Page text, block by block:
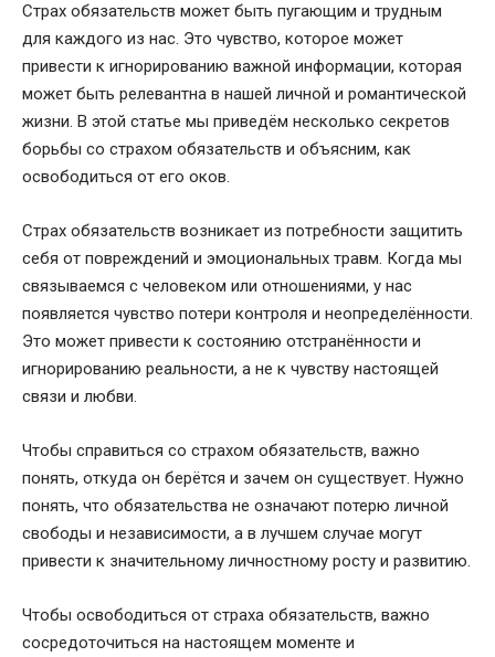
Страх обязательств может быть пугающим и трудным
для каждого из нас. Это чувство, которое может
привести к игнорированию важной информации, которая
может быть релевантна в нашей личной и романтической
жизни. В этой статье мы приведём несколько секретов
борьбы со страхом обязательств и объясним, как
освободиться от его оков.
Страх обязательств возникает из потребности защитить
себя от повреждений и эмоциональных травм. Когда мы
связываемся с человеком или отношениями, у нас
появляется чувство потери контроля и неопределённости.
Это может привести к состоянию отстранённости и
игнорированию реальности, а не к чувству настоящей
связи и любви.
Чтобы справиться со страхом обязательств, важно
понять, откуда он берётся и зачем он существует. Нужно
понять, что обязательства не означают потерю личной
свободы и независимости, а в лучшем случае могут
привести к значительному личностному росту и развитию.
Чтобы освободиться от страха обязательств, важно
сосредоточиться на настоящем моменте и